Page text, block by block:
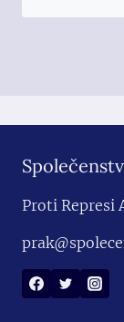
Proti Represi